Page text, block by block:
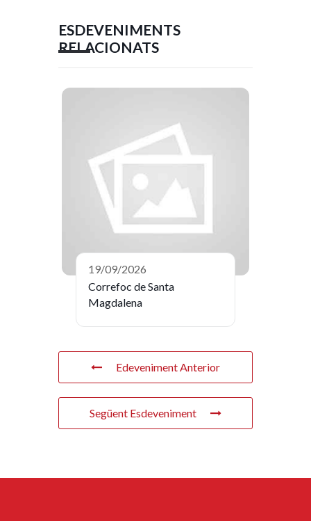
ESDEVENIMENTS
RELACIONATS
19/09/2026
Correfoc de Santa
Magdalena
Edeveniment Anterior
Següent Esdeveniment